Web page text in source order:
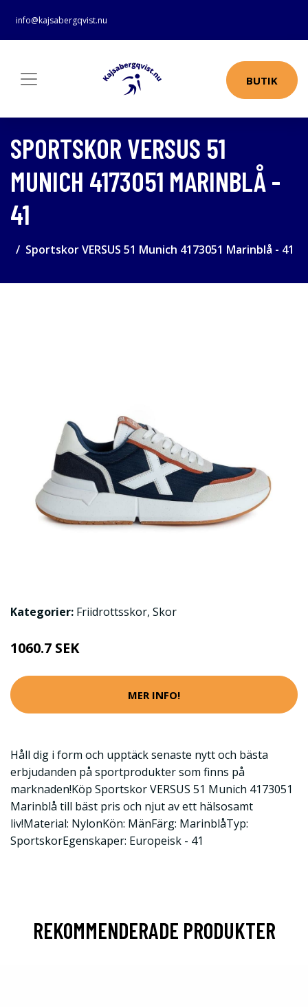
info@kajsabergqvist.nu
BUTIK
SPORTSKOR VERSUS 51
MUNICH 4173051 MARINBLÅ -
41
Sportskor VERSUS 51 Munich 4173051 Marinblå - 41
Kategorier: Friidrottsskor, Skor
1060.7 SEK
MER INFO!
Håll dig i form och upptäck senaste nytt och bästa
erbjudanden på sportprodukter som finns på
marknaden!Köp Sportskor VERSUS 51 Munich 4173051
Marinblå till bäst pris och njut av ett hälsosamt
liv!Material: NylonKön: MänFärg: MarinblåTyp:
SportskorEgenskaper: Europeisk - 41
REKOMMENDERADE PRODUKTER